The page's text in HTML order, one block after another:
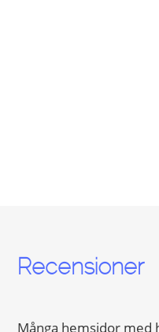
Recensioner
Många hemsidor med